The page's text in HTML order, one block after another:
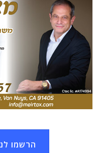
הרשמו